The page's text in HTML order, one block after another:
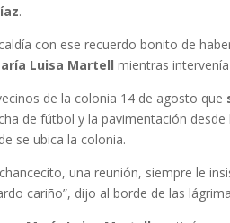
.
con ese recuerdo bonito de
Luisa Martell mientras
de la colonia 14 de agosto que
de fútbol y la pavimentación
se ubica la colonia.
una reunión, siempre le
cariño”, dijo al borde de las